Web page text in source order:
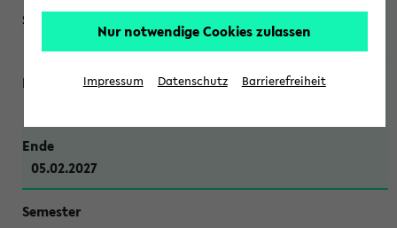
WiSe 2026/2027
05.02.2027
Nur notwendige Cookies zulassen
Impressum Datenschutz Barrierefreiheit